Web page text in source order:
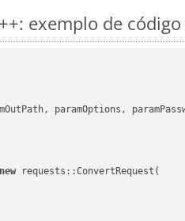
exemplo de código
paramOptions,
new requests::ConvertRequest(